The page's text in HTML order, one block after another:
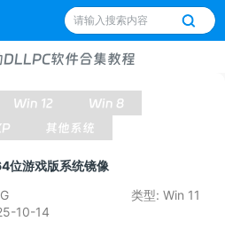
DLLPC软件合集教程
Win 12
Win 8
其他系统
位游戏版系统镜像
类型: Win 11
10-14